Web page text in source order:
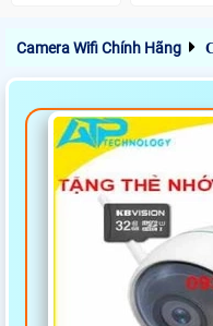
Camera Wifi Chính Hãng